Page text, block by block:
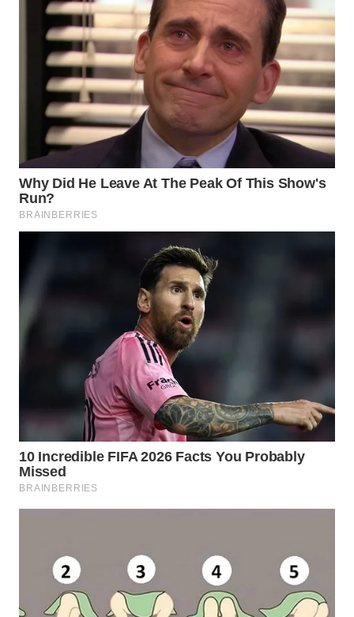
WN
MALUT
WN
DAIRI
WN
DANAU
TOBA
WN
TANJUNG
WN
KARO
WN
LABUHANBATU